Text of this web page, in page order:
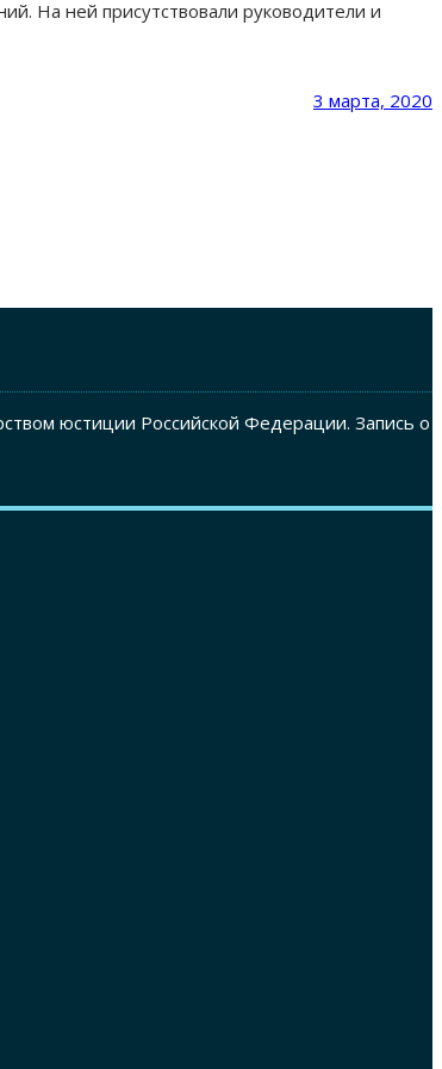
На ней присутствовали руководители и
3 марта, 2020
юстиции Российской Федерации. Запись о